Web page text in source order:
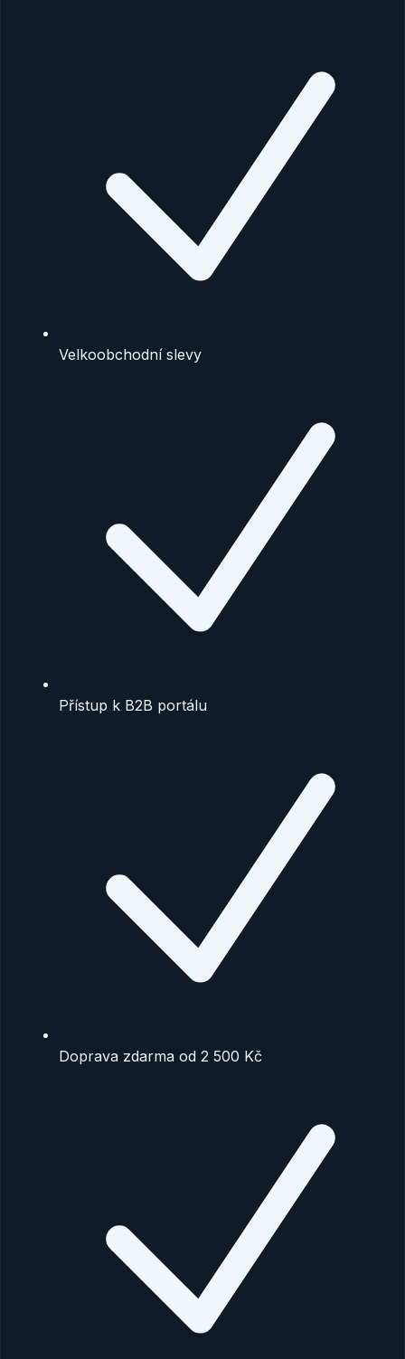
Velkoobchodní slevy
Přístup k B2B portálu
Doprava zdarma od 2 500 Kč